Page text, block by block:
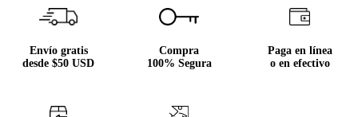
Envío gratis
desde $50 USD
Compra
100% Segura
Paga en línea
o en efectivo